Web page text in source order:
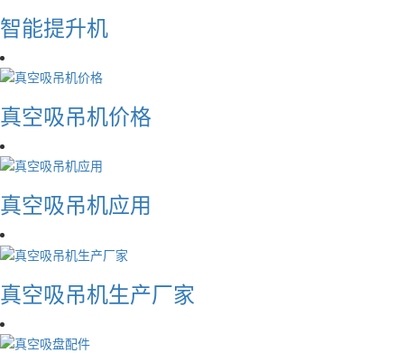
智能提升机
真空吸吊机价格
真空吸吊机应用
真空吸吊机生产厂家